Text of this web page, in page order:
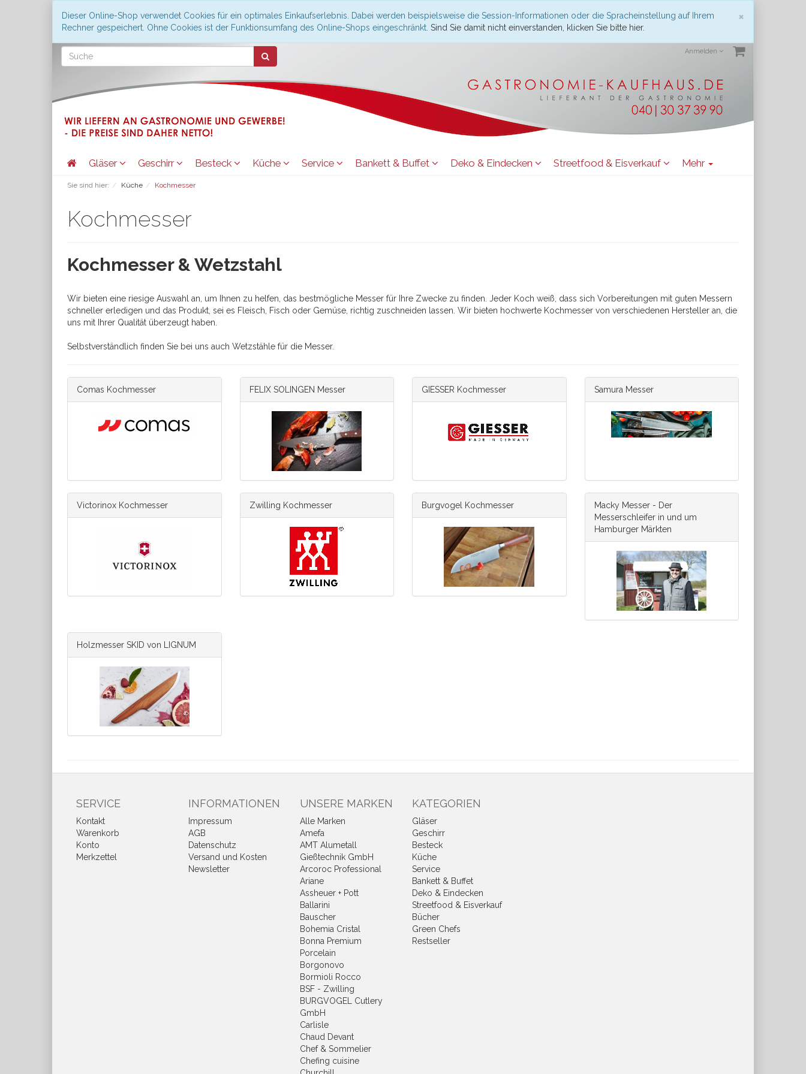
×
Dieser Online-Shop verwendet Cookies für ein optimales Einkaufserlebnis. Dabei werden beispielsweise die Session-Informationen oder die Spracheinstellung auf Ihrem
Rechner gespeichert. Ohne Cookies ist der Funktionsumfang des Online-Shops eingeschränkt. Sind Sie damit nicht einverstanden, klicken Sie bitte hier.
Anmelden
Gläser Geschirr Besteck Küche Service Bankett & Buffet Deko & Eindecken Streetfood & Eisverkauf Mehr
Sie sind hier: Küche Kochmesser
Kochmesser
Kochmesser & Wetzstahl
Wir bieten eine riesige Auswahl an, um Ihnen zu helfen, das bestmögliche Messer für Ihre Zwecke zu finden. Jeder Koch weiß, dass sich Vorbereitungen mit guten Messern
schneller erledigen und das Produkt, sei es Fleisch, Fisch oder Gemüse, richtig zuschneiden lassen. Wir bieten hochwerte Kochmesser von verschiedenen Hersteller an, die
uns mit Ihrer Qualität überzeugt haben.
Selbstverständlich finden Sie bei uns auch Wetzstähle für die Messer.
Comas Kochmesser FELIX SOLINGEN Messer GIESSER Kochmesser Samura Messer
Victorinox Kochmesser Zwilling Kochmesser Burgvogel Kochmesser
Macky Messer - Der
Messerschleifer in und um
Hamburger Märkten
Holzmesser SKID von LIGNUM
SERVICE
Kontakt
Warenkorb
Konto
Merkzettel
INFORMATIONEN
Impressum
AGB
Datenschutz
Versand und Kosten
Newsletter
UNSERE MARKEN
Alle Marken
Amefa
AMT Alumetall
Gießtechnik GmbH
Arcoroc Professional
Ariane
Assheuer + Pott
Ballarini
Bauscher
Bohemia Cristal
Bonna Premium
Porcelain
Borgonovo
Bormioli Rocco
BSF - Zwilling
BURGVOGEL Cutlery
GmbH
Carlisle
Chaud Devant
Chef & Sommelier
Chefing cuisine
KATEGORIEN
Gläser
Geschirr
Besteck
Küche
Service
Bankett & Buffet
Deko & Eindecken
Streetfood & Eisverkauf
Bücher
Green Chefs
Restseller